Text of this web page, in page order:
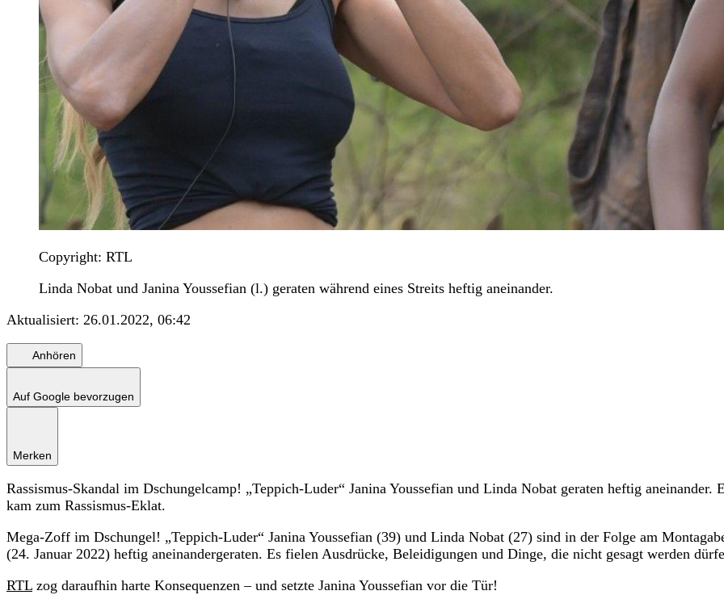
Copyright: RTL
Linda Nobat und Janina Youssefian (l.) geraten während eines Streits heftig aneinander.
Aktualisiert: 26.01.2022, 06:42
Anhören
Auf Google bevorzugen
Merken
Rassismus-Skandal im Dschungelcamp! „Teppich-Luder“ Janina Youssefian und Linda Nobat geraten heftig aneinander.
kam zum Rassismus-Eklat.
Mega-Zoff im Dschungel! „Teppich-Luder“ Janina Youssefian (39) und Linda Nobat (27) sind in der Folge am
(24. Januar 2022) heftig aneinandergeraten. Es fielen Ausdrücke, Beleidigungen und Dinge, die nicht gesagt werden
RTL zog daraufhin harte Konsequenzen – und setzte Janina Youssefian vor die Tür!